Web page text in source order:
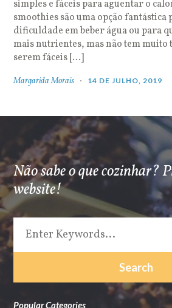
simples e fáceis para aguentar o
smoothies são uma opção fantástica
dificuldade em beber água ou para
mais nutrientes, mas não tem muito
serem fáceis […]
Margarida Morais 14 DE JULHO, 2019
Não sabe o que cozinhar?
website!
Popular Categories